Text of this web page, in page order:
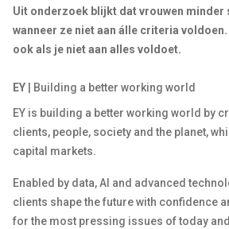
Uit onderzoek blijkt dat vrouwen minder
wanneer ze niet aan álle criteria
ook als je niet aan alles voldoet.
EY
| Building a better working world
EY is building a better working world by
clients, people, society and the planet,
capital markets.
Enabled by data, AI and advanced
clients shape the future with confidence
for the most pressing issues of today